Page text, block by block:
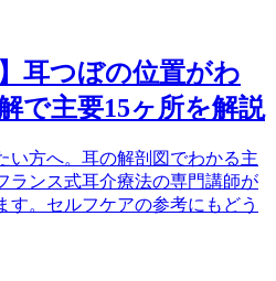
耳つぼの位置がわ
で主要15ヶ所を解説
い方へ。耳の解剖図でわかる主
ランス式耳介療法の専門講師が
す。セルフケアの参考にもどう